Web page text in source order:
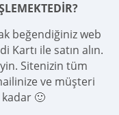
beğendiğiniz web
Kartı ile satın alın.
Sitenizin tüm
ve müşteri
🙂